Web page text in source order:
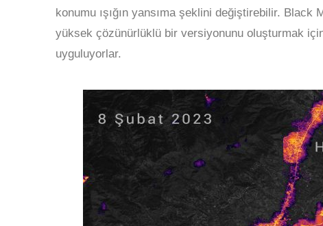
konumu ışığın yansıma şeklini değiştirebilir.
yüksek çözünürlüklü bir versiyonunu oluşturmak
uyguluyorlar.